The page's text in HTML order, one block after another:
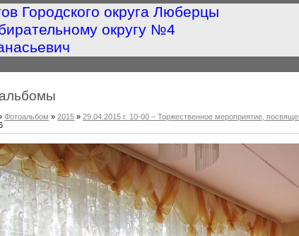
Городского округа Люберцы
округу №4
Фотоальбом »2015 »29.04.2015 г. 10-00 – Торжественное мероприятие,